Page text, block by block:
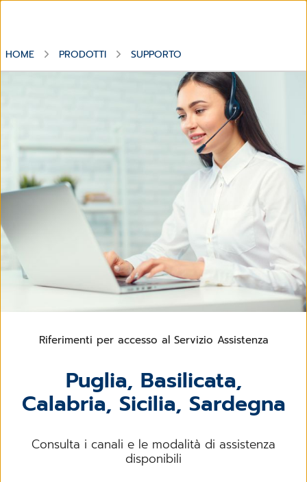
HOME PRODOTTI SUPPORTO
Riferimenti per accesso al Servizio Assistenza
Puglia, Basilicata,
Calabria, Sicilia, Sardegna
Consulta i canali e le modalità di assistenza
disponibili